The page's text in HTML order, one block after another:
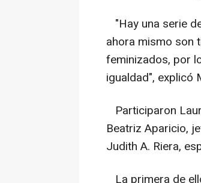
"Hay una serie
ahora mismo son
feminizados, por
igualdad", explicó
Participaron
Beatriz Aparicio,
Judith A. Riera,
La primera de